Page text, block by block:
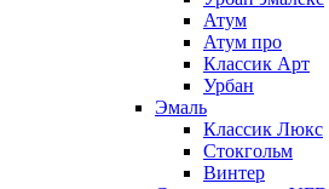
Атум
Атум про
Классик Арт
Урбан
Эмаль
Классик Люкс
Стокгольм
Винтер